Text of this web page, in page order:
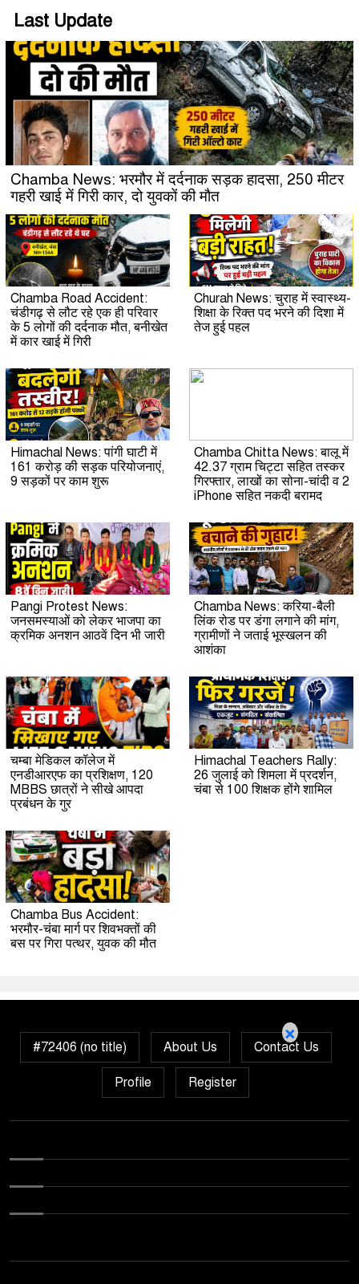
×
Last Update
Chamba News: भरमौर में दर्दनाक सड़क हादसा, 250 मीटर
गहरी खाई में गिरी कार, दो युवकों की मौत
Chamba Road Accident:
चंडीगढ़ से लौट रहे एक ही परिवार
के 5 लोगों की दर्दनाक मौत, बनीखेत
में कार खाई में गिरी
Churah News: चुराह में स्वास्थ्य-
शिक्षा के रिक्त पद भरने की दिशा में
तेज हुई पहल
Himachal News: पांगी घाटी में
161 करोड़ की सड़क परियोजनाएं,
9 सड़कों पर काम शुरू
Chamba Chitta News: बालू में
42.37 ग्राम चिट्टा सहित तस्कर
गिरफ्तार, लाखों का सोना-चांदी व 2
iPhone सहित नकदी बरामद
Pangi Protest News:
जनसमस्याओं को लेकर भाजपा का
क्रमिक अनशन आठवें दिन भी जारी
Chamba News: करिया-बैली
लिंक रोड पर डंगा लगाने की मांग,
ग्रामीणों ने जताई भूस्खलन की
आशंका
चम्बा मेडिकल कॉलेज में
एनडीआरएफ का प्रशिक्षण, 120
MBBS छात्रों ने सीखे आपदा
प्रबंधन के गुर
Himachal Teachers Rally:
26 जुलाई को शिमला में प्रदर्शन,
चंबा से 100 शिक्षक होंगे शामिल
Chamba Bus Accident:
भरमौर-चंबा मार्ग पर शिवभक्तों की
बस पर गिरा पत्थर, युवक की मौत
#72406 (no title) About Us Contact Us
Profile Register